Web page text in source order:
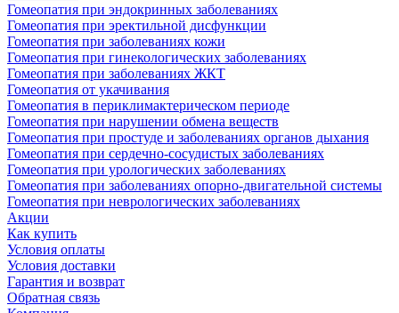
Гомеопатия при эндокринных заболеваниях
Гомеопатия при эректильной дисфункции
Гомеопатия при заболеваниях кожи
Гомеопатия при гинекологических заболеваниях
Гомеопатия при заболеваниях ЖКТ
Гомеопатия от укачивания
Гомеопатия в периклимактерическом периоде
Гомеопатия при нарушении обмена веществ
Гомеопатия при простуде и заболеваниях органов дыхания
Гомеопатия при сердечно-сосудистых заболеваниях
Гомеопатия при урологических заболеваниях
Гомеопатия при заболеваниях опорно-двигательной системы
Гомеопатия при неврологических заболеваниях
Акции
Как купить
Условия оплаты
Условия доставки
Гарантия и возврат
Обратная связь